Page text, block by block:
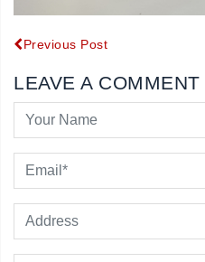
Previous Post
LEAVE A COMMENT